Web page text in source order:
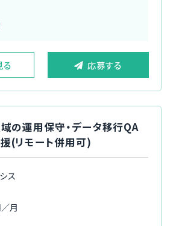
る 応募する
の運用保守・データ移行QA
(リモート併用可)
ス
月